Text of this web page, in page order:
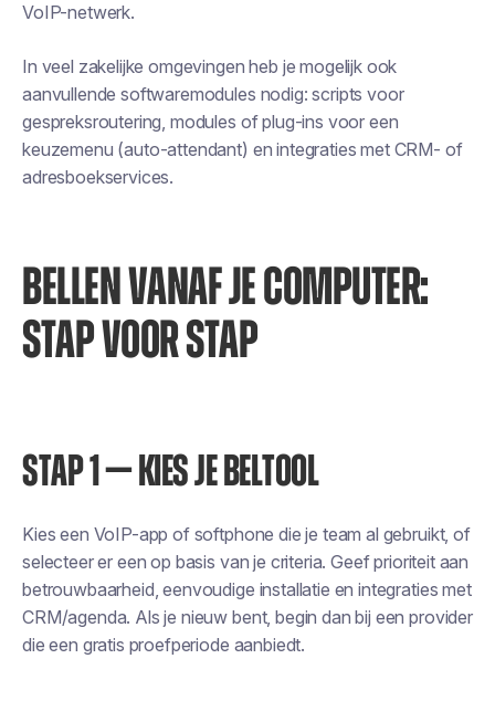
VoIP-netwerk.
In veel zakelijke omgevingen heb je mogelijk ook
aanvullende softwaremodules nodig: scripts voor
gespreksroutering, modules of plug-ins voor een
keuzemenu (auto-attendant) en integraties met CRM- of
adresboekservices.
BELLEN VANAF JE COMPUTER:
STAP VOOR STAP
STAP 1 — KIES JE BELTOOL
Kies een VoIP-app of softphone die je team al gebruikt, of
selecteer er een op basis van je criteria. Geef prioriteit aan
betrouwbaarheid, eenvoudige installatie en integraties met
CRM/agenda. Als je nieuw bent, begin dan bij een provider
die een gratis proefperiode aanbiedt.